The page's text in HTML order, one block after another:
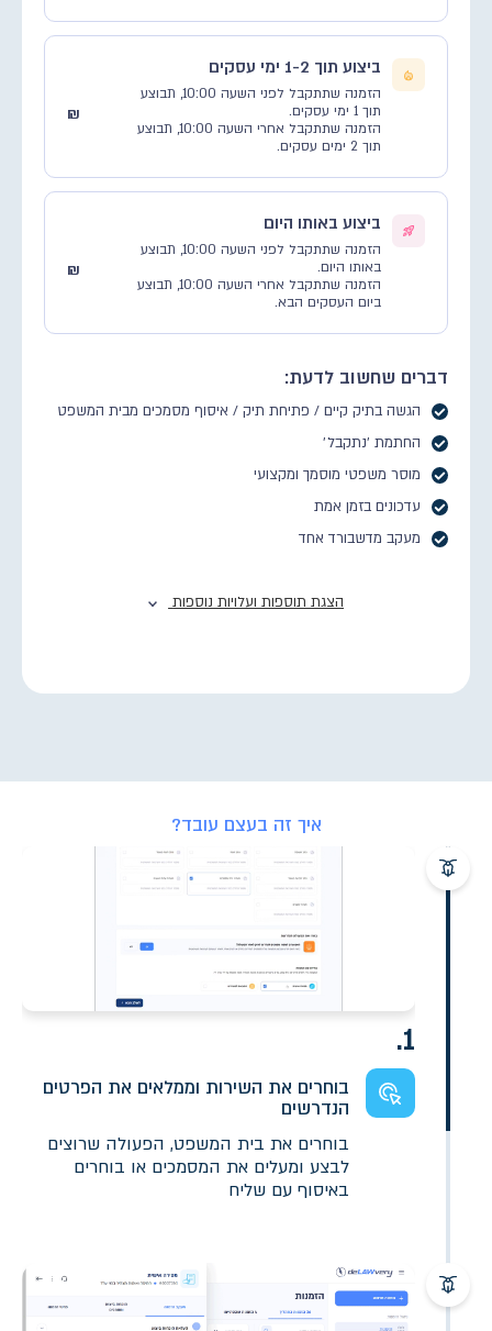
ביצוע תוך 1-2 ימי עסקים
הזמנה שתתקבל לפני השעה 10:00, תבוצע
תוך 1 ימי עסקים.
הזמנה שתתקבל אחרי השעה 10:00, תבוצע
תוך 2 ימים עסקים.
₪
ביצוע באותו היום
הזמנה שתתקבל לפני השעה 10:00, תבוצע
באותו היום.
הזמנה שתתקבל אחרי השעה 10:00, תבוצע
ביום העסקים הבא.
₪
דברים שחשוב לדעת:
הגשה בתיק קיים / פתיחת תיק / איסוף מסמכים מבית המשפט
החתמת ׳נתקבל׳
מוסר משפטי מוסמך ומקצועי
עדכונים בזמן אמת
מעקב מדשבורד אחד
הצגת תוספות ועלויות נוספות
איך זה בעצם עובד?
1.
בוחרים את השירות וממלאים את הפרטים
הנדרשים
בוחרים את בית המשפט, הפעולה שרוצים
לבצע ומעלים את המסמכים או בוחרים
באיסוף עם שליח